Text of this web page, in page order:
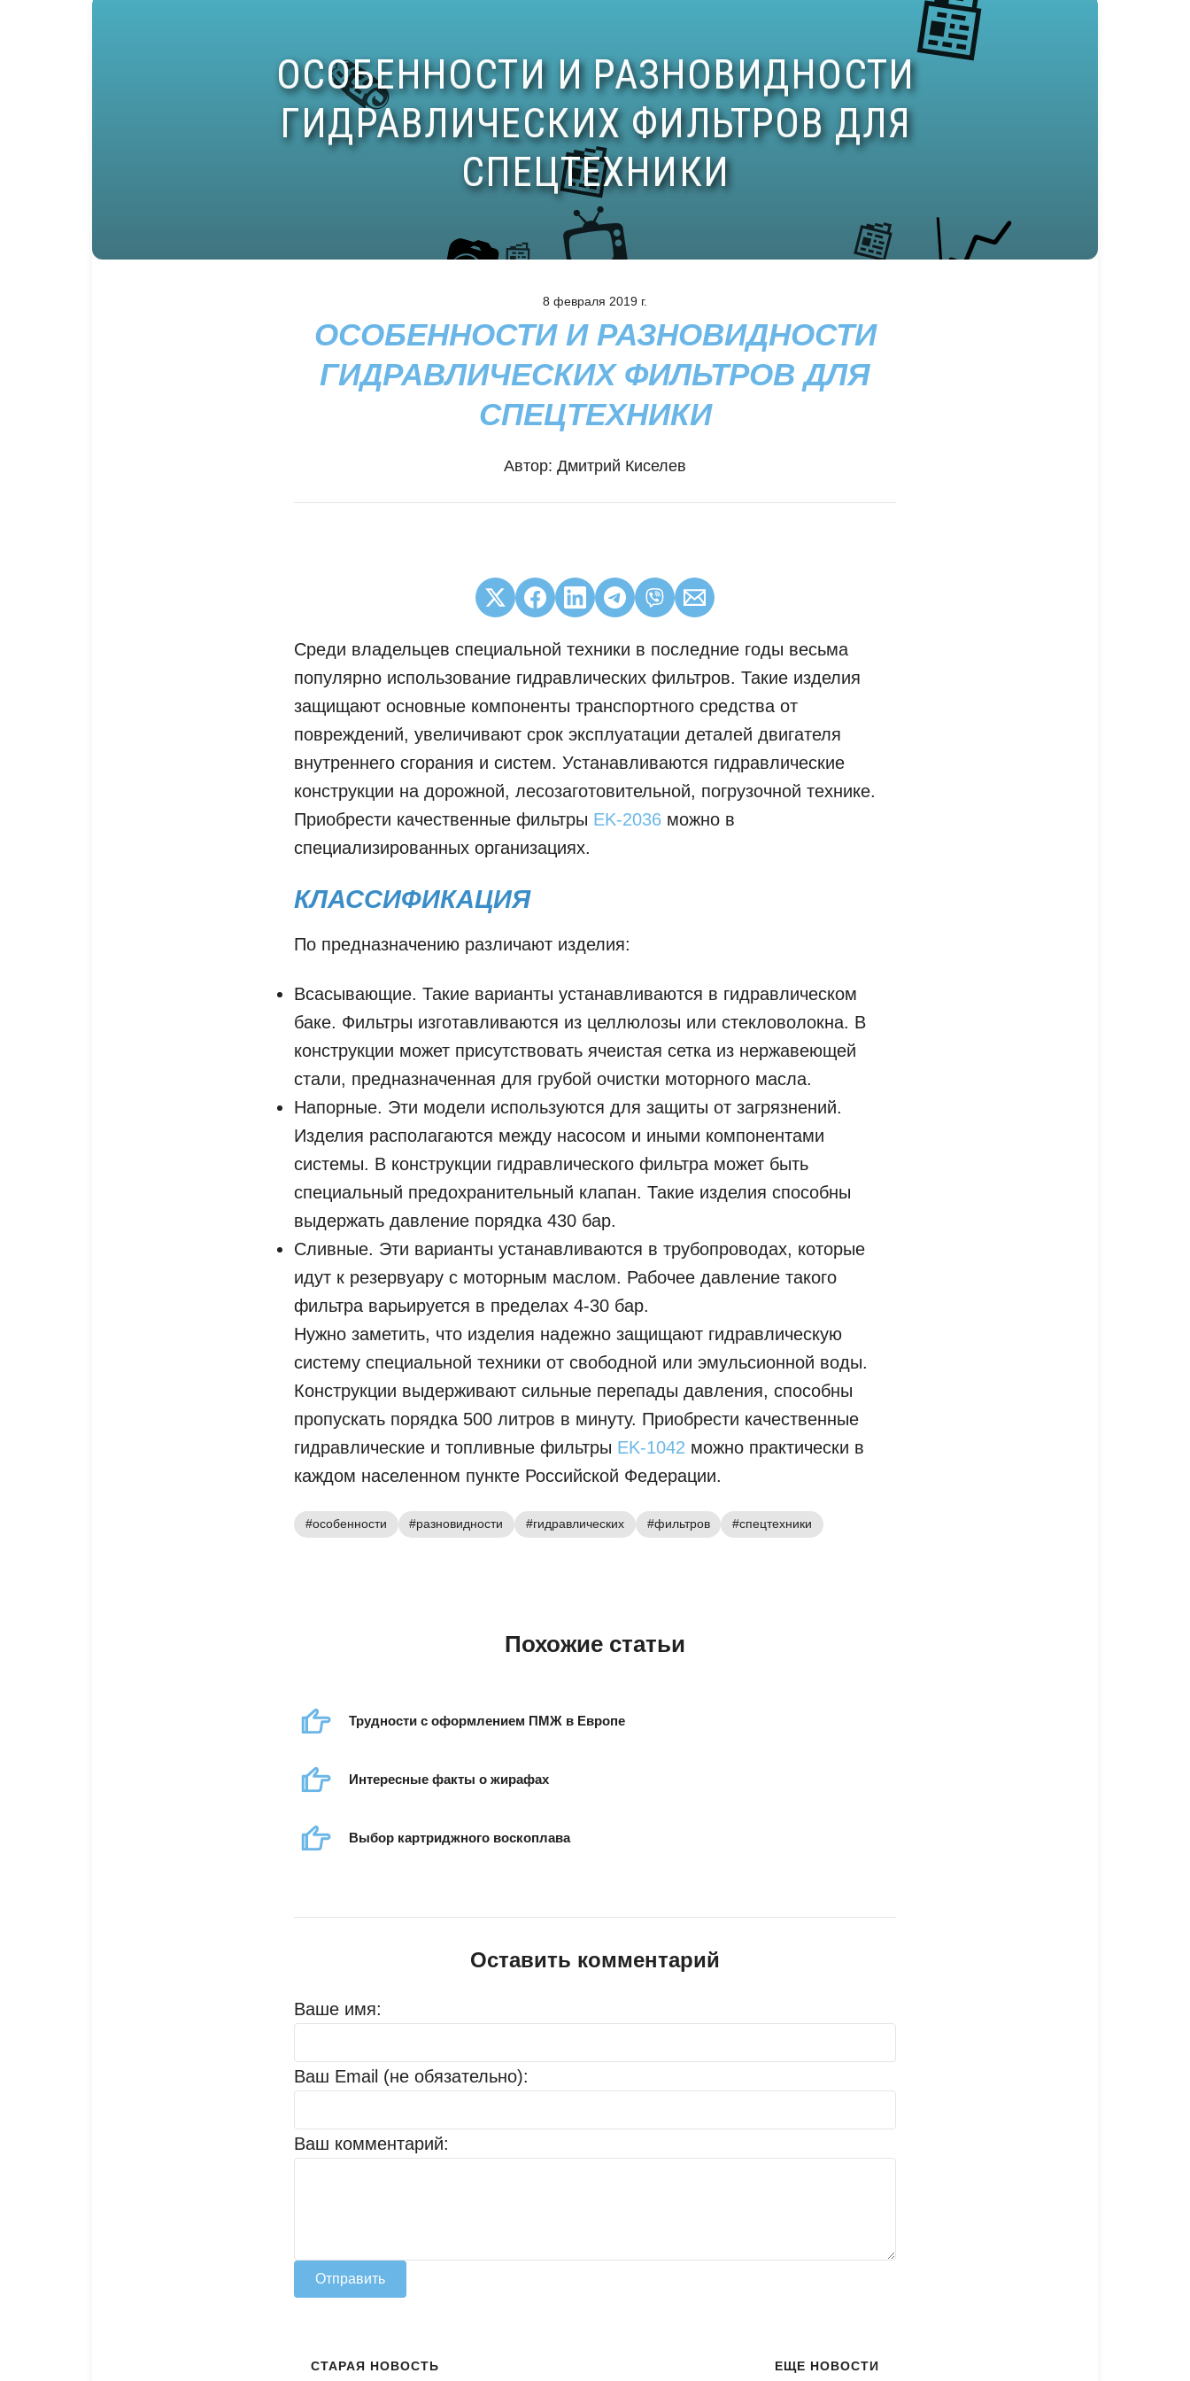
8 февраля 2019 г.
ОСОБЕННОСТИ И РАЗНОВИДНОСТИ
ГИДРАВЛИЧЕСКИХ ФИЛЬТРОВ ДЛЯ
СПЕЦТЕХНИКИ
Автор: Дмитрий Киселев
Среди владельцев специальной техники в последние годы весьма
популярно использование гидравлических фильтров. Такие изделия
защищают основные компоненты транспортного средства от
повреждений, увеличивают срок эксплуатации деталей двигателя
внутреннего сгорания и систем. Устанавливаются гидравлические
конструкции на дорожной, лесозаготовительной, погрузочной технике.
Приобрести качественные фильтры EK-2036 можно в
специализированных организациях.
КЛАССИФИКАЦИЯ
По предназначению различают изделия:
Всасывающие. Такие варианты устанавливаются в гидравлическом
баке. Фильтры изготавливаются из целлюлозы или стекловолокна. В
конструкции может присутствовать ячеистая сетка из нержавеющей
стали, предназначенная для грубой очистки моторного масла.
Напорные. Эти модели используются для защиты от загрязнений.
Изделия располагаются между насосом и иными компонентами
системы. В конструкции гидравлического фильтра может быть
специальный предохранительный клапан. Такие изделия способны
выдержать давление порядка 430 бар.
Сливные. Эти варианты устанавливаются в трубопроводах, которые
идут к резервуару с моторным маслом. Рабочее давление такого
фильтра варьируется в пределах 4-30 бар.
Нужно заметить, что изделия надежно защищают гидравлическую
систему специальной техники от свободной или эмульсионной воды.
Конструкции выдерживают сильные перепады давления, способны
пропускать порядка 500 литров в минуту. Приобрести качественные
гидравлические и топливные фильтры EK-1042 можно практически в
каждом населенном пункте Российской Федерации.
#особенности #разновидности #гидравлических #фильтров #спецтехники
Похожие статьи
Трудности с оформлением ПМЖ в Европе
Интересные факты о жирафах
Выбор картриджного воскоплава
Оставить комментарий
Ваше имя:
Ваш Email (не обязательно):
Ваш комментарий:
Отправить
СТАРАЯ НОВОСТЬ ЕЩЕ НОВОСТИ